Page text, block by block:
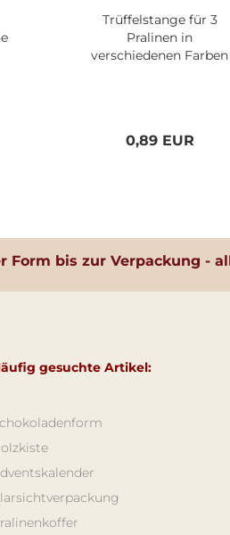
Trüffelstange für 3
Pralinen in
verschiedenen Farben
0,89 EUR
Form bis zur Verpackung -
gesuchte Artikel: